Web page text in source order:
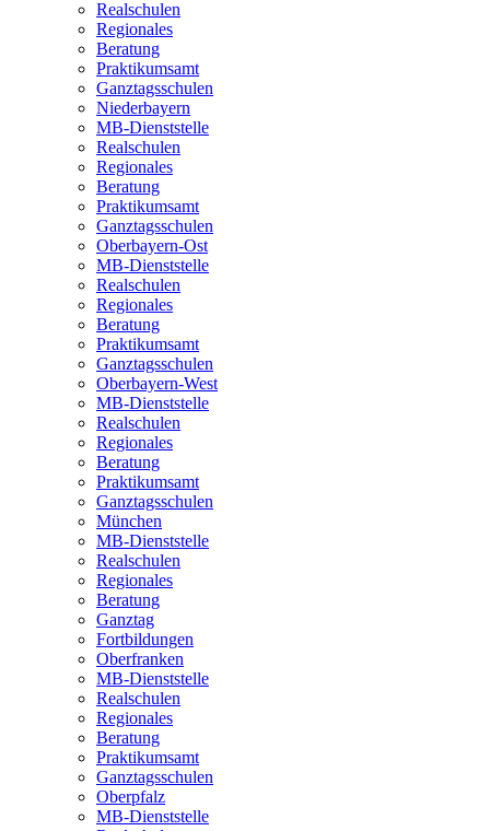
Realschulen
Regionales
Beratung
Praktikumsamt
Ganztagsschulen
Niederbayern
MB-Dienststelle
Realschulen
Regionales
Beratung
Praktikumsamt
Ganztagsschulen
Oberbayern-Ost
MB-Dienststelle
Realschulen
Regionales
Beratung
Praktikumsamt
Ganztagsschulen
Oberbayern-West
MB-Dienststelle
Realschulen
Regionales
Beratung
Praktikumsamt
Ganztagsschulen
München
MB-Dienststelle
Realschulen
Regionales
Beratung
Ganztag
Fortbildungen
Oberfranken
MB-Dienststelle
Realschulen
Regionales
Beratung
Praktikumsamt
Ganztagsschulen
Oberpfalz
MB-Dienststelle